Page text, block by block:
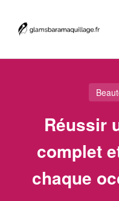
Réussir
complet
chaque